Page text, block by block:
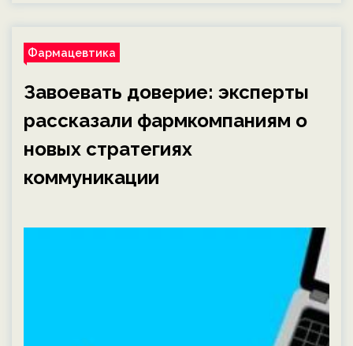
Фармацевтика
Завоевать доверие: эксперты
рассказали фармкомпаниям о
новых стратегиях
коммуникации